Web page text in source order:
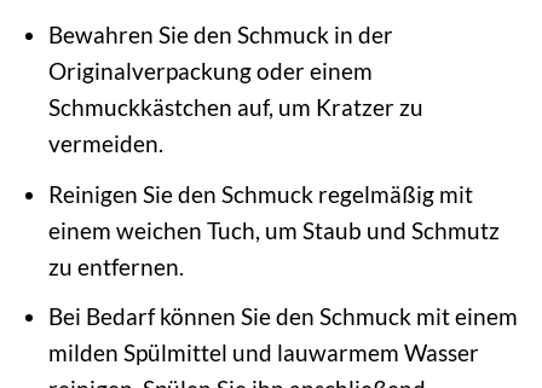
Bewahren Sie den Schmuck in der
Originalverpackung oder einem
Schmuckkästchen auf, um Kratzer zu
vermeiden.
Reinigen Sie den Schmuck regelmäßig mit
einem weichen Tuch, um Staub und Schmutz
zu entfernen.
Bei Bedarf können Sie den Schmuck mit einem
milden Spülmittel und lauwarmem Wasser